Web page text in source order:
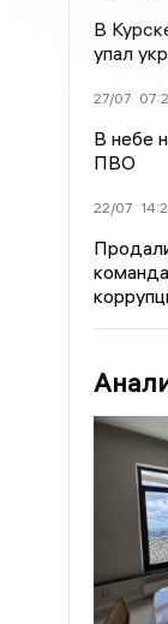
В
упал
27/07
В небе
ПВО
22/07